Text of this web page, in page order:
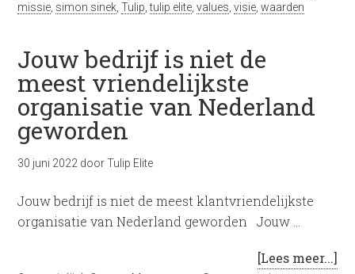
missie simon sinek ,Tulip ,tulip elite ,values ,visie ,waarden
Jouw bedrijf is niet de
meest vriendelijkste
organisatie van Nederland
geworden
30 juni 2022 doorTulip Elite
Jouw bedrijf is niet de meest klantvriendelijkste
organisatie van Nederland geworden Jouw …
[Lees meer...]